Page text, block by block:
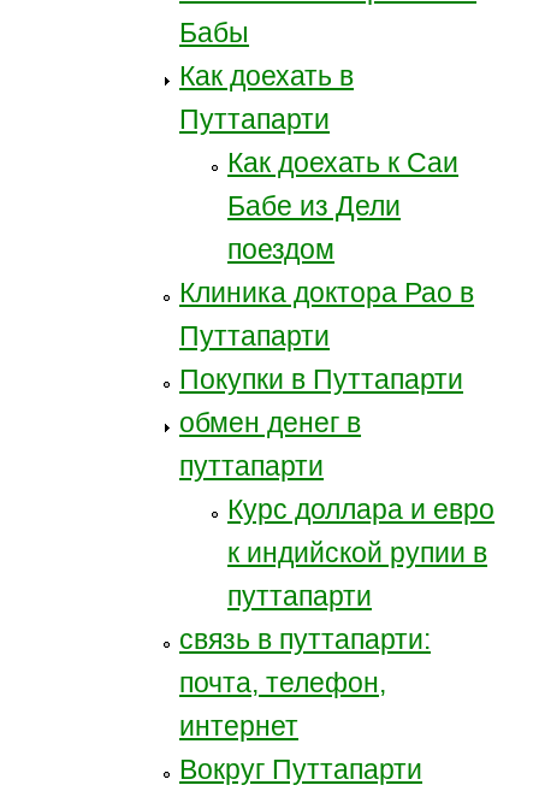
Бабы
Как доехать в
Путтапарти
Как доехать к Саи
Бабе из Дели
поездом
Клиника доктора Рао в
Путтапарти
Покупки в Путтапарти
обмен денег в
путтапарти
Курс доллара и евро
к индийской рупии в
путтапарти
связь в путтапарти:
почта, телефон,
интернет
Вокруг Путтапарти